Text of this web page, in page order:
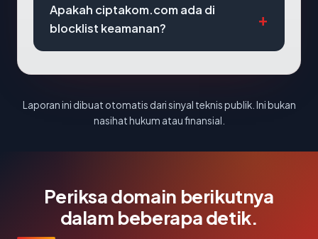
Apakah ciptakom.com ada di
blocklist keamanan?
Laporan ini dibuat otomatis dari sinyal teknis publik. Ini bukan
nasihat hukum atau finansial.
Periksa domain berikutnya
dalam beberapa detik.